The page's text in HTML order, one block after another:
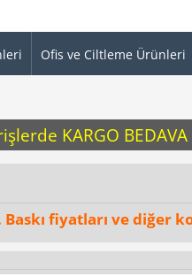
Ofis ve Ciltleme Ürünleri
KARGO BEDAVA
fiyatları ve diğer